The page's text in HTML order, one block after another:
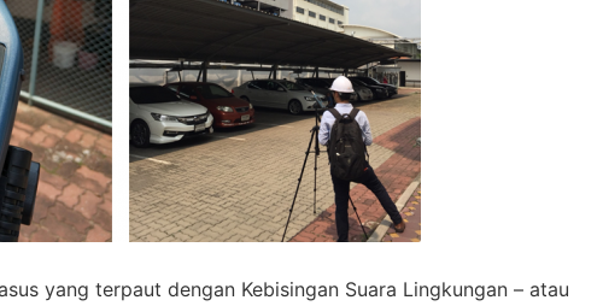
yang terpaut dengan Kebisingan Suara Lingkungan – atau